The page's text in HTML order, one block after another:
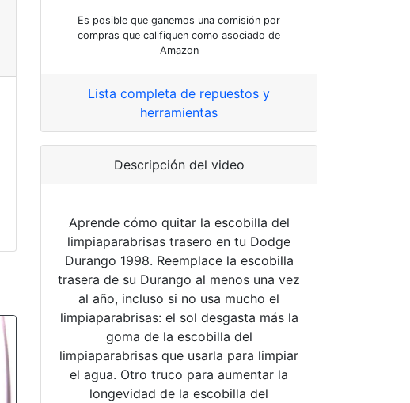
Es posible que ganemos una comisión por
compras que califiquen como asociado de
Amazon
Lista completa de repuestos y
herramientas
Descripción del video
Aprende cómo quitar la escobilla del
limpiaparabrisas trasero en tu Dodge
Durango 1998. Reemplace la escobilla
trasera de su Durango al menos una vez
al año, incluso si no usa mucho el
limpiaparabrisas: el sol desgasta más la
goma de la escobilla del
limpiaparabrisas que usarla para limpiar
el agua. Otro truco para aumentar la
longevidad de la escobilla del